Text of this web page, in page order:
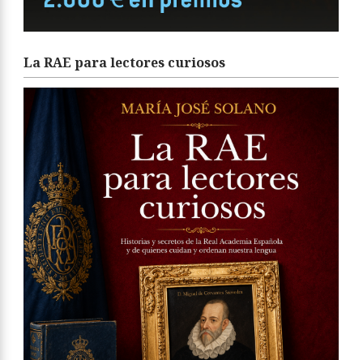
La RAE para lectores curiosos